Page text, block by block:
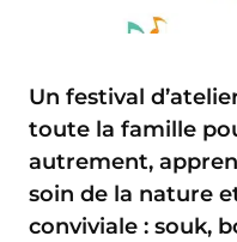
Un festival
toute la famille
autrement,
soin de la nature
conviviale : souk,